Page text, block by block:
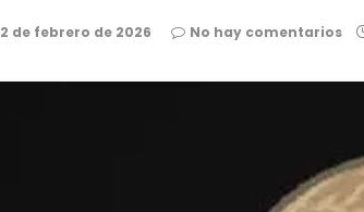
2 de febrero de 2026 No hay comentarios